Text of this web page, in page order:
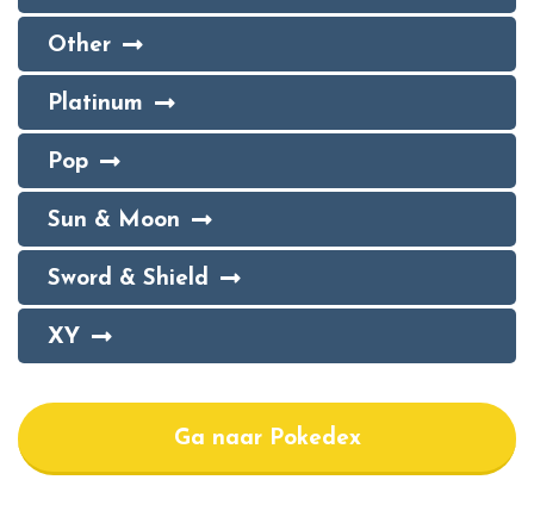
Other
Platinum
Pop
Sun & Moon
Sword & Shield
XY
Ga naar Pokedex